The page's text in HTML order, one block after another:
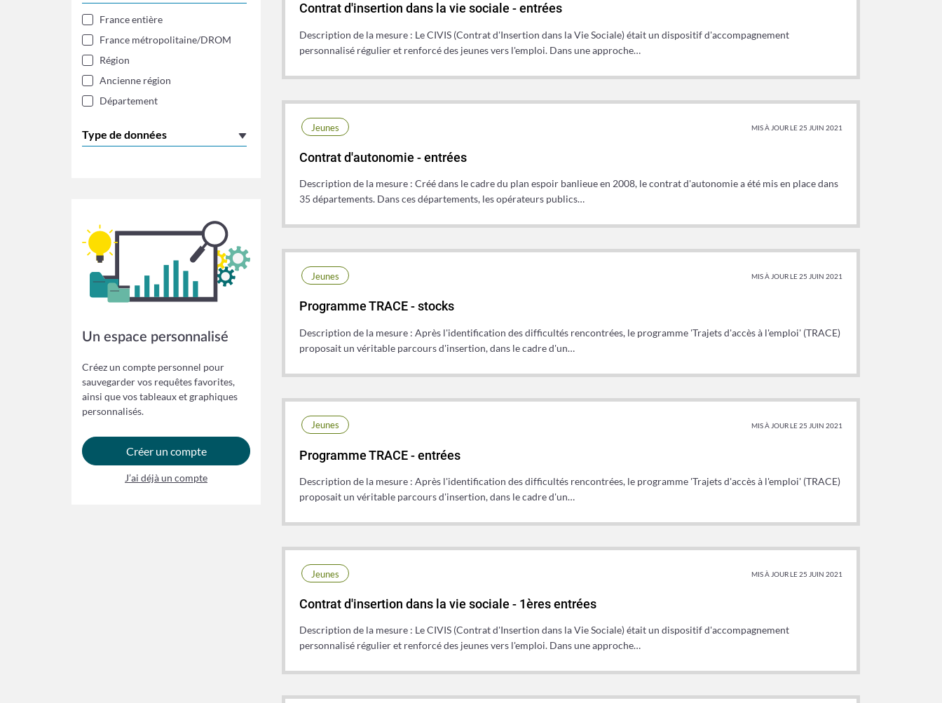
Contrat d'insertion dans la vie sociale - entrées
Description de la mesure : Le CIVIS (Contrat d'Insertion dans la Vie Sociale) était un dispositif d'accompagnement
personnalisé régulier et renforcé des jeunes vers l'emploi. Dans une approche…
Contrat d'autonomie - entrées
Description de la mesure : Créé dans le cadre du plan espoir banlieue en 2008, le contrat d'autonomie a été mis en place dans
35 départements. Dans ces départements, les opérateurs publics…
Jeunes MIS À JOUR LE 25 JUIN 2021
Programme TRACE - stocks
Description de la mesure : Après l'identification des difficultés rencontrées, le programme 'Trajets d'accès à l'emploi' (TRACE)
proposait un véritable parcours d'insertion, dans le cadre d'un…
Jeunes MIS À JOUR LE 25 JUIN 2021
Programme TRACE - entrées
Description de la mesure : Après l'identification des difficultés rencontrées, le programme 'Trajets d'accès à l'emploi' (TRACE)
proposait un véritable parcours d'insertion, dans le cadre d'un…
Jeunes MIS À JOUR LE 25 JUIN 2021
Contrat d'insertion dans la vie sociale - 1ères entrées
Description de la mesure : Le CIVIS (Contrat d'Insertion dans la Vie Sociale) était un dispositif d'accompagnement
personnalisé régulier et renforcé des jeunes vers l'emploi. Dans une approche…
Jeunes MIS À JOUR LE 25 JUIN 2021
France entière
France métropolitaine/DROM
Région
Ancienne région
Département
Type de données
Un espace personnalisé
Créez un compte personnel pour
sauvegarder vos requêtes favorites,
ainsi que vos tableaux et graphiques
personnalisés.
Créer un compte
J’ai déjà un compte